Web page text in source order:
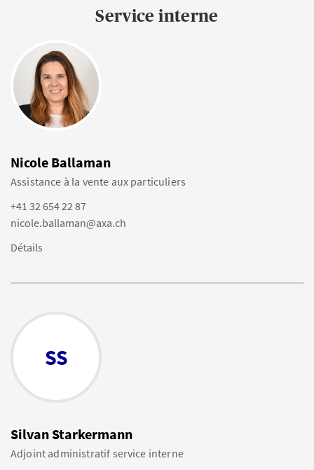
Service interne
Nicole Ballaman
Assistance à la vente aux particuliers
+41 32 654 22 87
nicole.ballaman@axa.ch
Détails
SS
Silvan Starkermann
Adjoint administratif service interne